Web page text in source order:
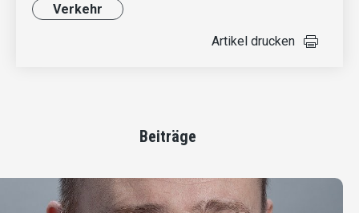
Verkehr
Artikel drucken
Beiträge